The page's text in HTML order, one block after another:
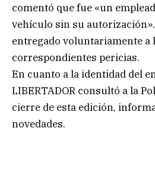
comentó que fue «un
vehículo sin su
entregado voluntariamente a
correspondientes pericias.
En cuanto a la identidad del
LIBERTADOR consultó a la
cierre de esta edición,
novedades.